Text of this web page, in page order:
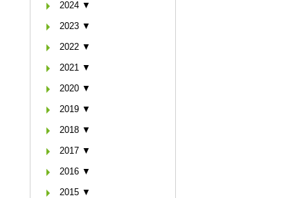
2024 ▼
2023 ▼
2022 ▼
2021 ▼
2020 ▼
2019 ▼
2018 ▼
2017 ▼
2016 ▼
2015 ▼